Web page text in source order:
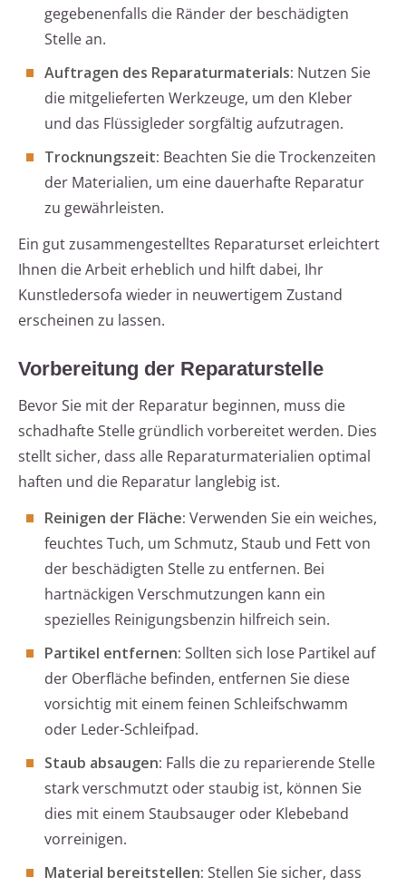
gegebenenfalls die Ränder der beschädigten
Stelle an.
Auftragen des Reparaturmaterials: Nutzen Sie
die mitgelieferten Werkzeuge, um den Kleber
und das Flüssigleder sorgfältig aufzutragen.
Trocknungszeit: Beachten Sie die Trockenzeiten
der Materialien, um eine dauerhafte Reparatur
zu gewährleisten.
Ein gut zusammengestelltes Reparaturset erleichtert
Ihnen die Arbeit erheblich und hilft dabei, Ihr
Kunstledersofa wieder in neuwertigem Zustand
erscheinen zu lassen.
Vorbereitung der Reparaturstelle
Bevor Sie mit der Reparatur beginnen, muss die
schadhafte Stelle gründlich vorbereitet werden. Dies
stellt sicher, dass alle Reparaturmaterialien optimal
haften und die Reparatur langlebig ist.
Reinigen der Fläche: Verwenden Sie ein weiches,
feuchtes Tuch, um Schmutz, Staub und Fett von
der beschädigten Stelle zu entfernen. Bei
hartnäckigen Verschmutzungen kann ein
spezielles Reinigungsbenzin hilfreich sein.
Partikel entfernen: Sollten sich lose Partikel auf
der Oberfläche befinden, entfernen Sie diese
vorsichtig mit einem feinen Schleifschwamm
oder Leder-Schleifpad.
Staub absaugen: Falls die zu reparierende Stelle
stark verschmutzt oder staubig ist, können Sie
dies mit einem Staubsauger oder Klebeband
vorreinigen.
Material bereitstellen: Stellen Sie sicher, dass